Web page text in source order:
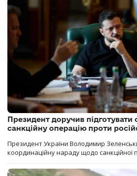
Президент доручив підготувати
санкційну операцію проти
Президент України Володимир
координаційну нараду щодо санкційної